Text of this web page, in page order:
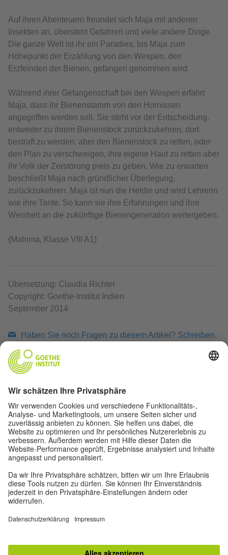
Auf ihren Abenteuern freundet sich Maja mit anderen
Insekten an, übersteht Gefahren und viele andere Dinge.
Die ganze Welt ist ihr ein Paradies, bis Maja zum
Höhepunkt der Erzählung von den Wespen, den
Erzfeinden der Bienen, gefangen genommen wird.
Während ihrer Gefangenschaft bei den Wespen erfährt
Maja, dass ihr Bienenstamm von den Hornissen
angegriffen werden soll. Sie steht vor der Entscheidung,
entweder zu ihrem Bienenstock zurückzukehren, dort
bestraft zu werden, aber den Bienenstock zu retten, oder
den Plan zu verschweigen, ihre eigene Haut zu retten aber
ihr Volk der Zerstörung preis zu geben. Wie zu erwarten
beschließt Maja nach gründlicher Überlegung,
zurückzukehren. Maja ist nun die Heldin und wird Lehrerin
wie ihre Tante. So kann sie ihre Erfahrungen und ihre
Weisheit an die zukünftige Bienengeneration weitergeben.
(Mahima, Klasse VIII A1)
Übersetzung: Claudia Richter
Copyright: Goethe-Institut Indien
September 2014
Haben Sie noch Fragen zu diesem Artikel? Schreiben
LINKS ZUM THEMA
Impressum